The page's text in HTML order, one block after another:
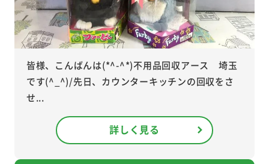
皆様、こんばんは(*^-^*)不用品回収アース 埼玉
です(^_^)/先日、カウンターキッチンの回収をさ
せ...
詳しく見る